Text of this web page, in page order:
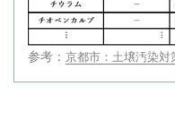
参考： 京都市：土壌汚染対